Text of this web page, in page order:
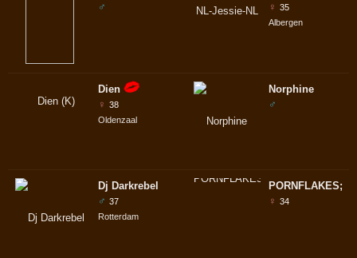
♂
Dien
♀ 38
Oldenzaal
Dj Darkrebel
♂ 37
Rotterdam
♀ 35
Albergen
Norphine
♂
PORNFLAKES;
♀ 34